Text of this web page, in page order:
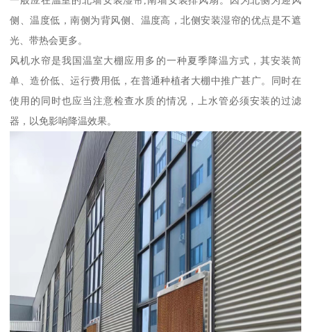
侧、温度低，南侧为背风侧、温度高，北侧安装湿帘的优点是不遮
光、带热会更多。
风机水帘是我国温室大棚应用多的一种夏季降温方式，其安装简
单、造价低、运行费用低，在普通种植者大棚中推广甚广。同时在
使用的同时也应当注意检查水质的情况，上水管必须安装的过滤
器，以免影响降温效果。